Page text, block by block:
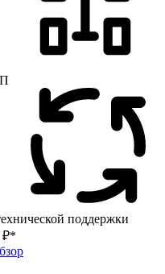
поддержки
₽*